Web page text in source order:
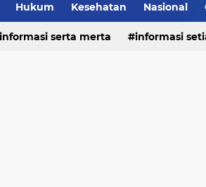
Hukum Kesehatan Nasional
Video
informasi serta merta informasi